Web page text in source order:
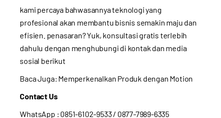
kami percaya bahwasannya teknologi yang
profesional akan membantu bisnis semakin maju dan
efisien. penasaran? Yuk, konsultasi gratis terlebih
dahulu dengan menghubungi di kontak dan media
sosial berikut
Baca Juga: Memperkenalkan Produk dengan Motion
Contact Us
WhatsApp : 0851-6102-9533/ 0877-7989-6335